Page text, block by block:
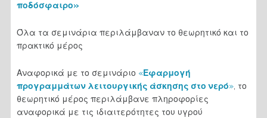
ποδόσφαιρο»
Όλα τα σεμινάρια περιλάμβαναν το θεωρητικό και το
πρακτικό μέρος
Αναφορικά με το σεμινάριο «Εφαρμογή
προγραμμάτων λειτουργικής άσκησης στο νερό», το
θεωρητικό μέρος περιλάμβανε πληροφορίες
αναφορικά με τις ιδιαιτερότητες του υγρού